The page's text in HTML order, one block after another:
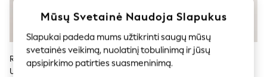
Trousers
Shirts
Polo Shirts
Sweatshirts
Rožinis Gyvūnas - Lipnios
Užsegimo Žygio Batai
Rožinis Siuvinėjimas - „Chelsea“
Užtrauktuku Užsegami Aulinukai
Mūsų Svetainė Naudoja Slapukus
Slapukai padeda mums užtikrinti saugų mūsų
svetainės veikimą, nuolatinį tobulinimą ir jūsų
apsipirkimo patirties suasmeninimą.